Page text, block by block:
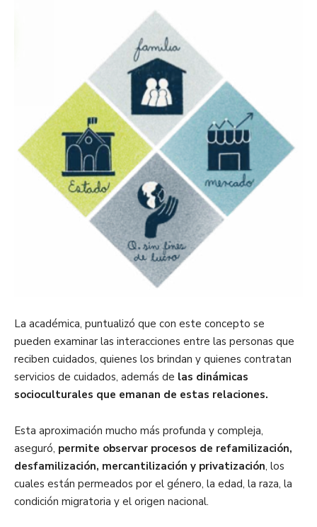
La académica, puntualizó que con este concepto se
pueden examinar las interacciones entre las personas que
reciben cuidados, quienes los brindan y quienes contratan
servicios de cuidados, además de las dinámicas
socioculturales que emanan de estas relaciones.
Esta aproximación mucho más profunda y compleja,
aseguró, permite observar procesos de refamilización,
desfamilización, mercantilización y privatización, los
cuales están permeados por el género, la edad, la raza, la
condición migratoria y el origen nacional.